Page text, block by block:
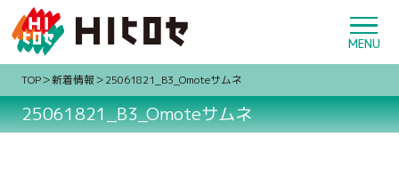
TOP 新着情報 25061821_B3_Omoteサムネ
25061821_B3_Omoteサムネ